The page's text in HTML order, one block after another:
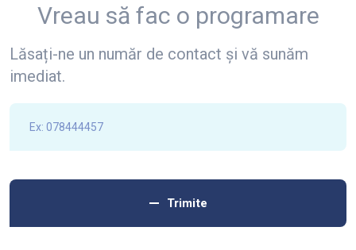
Vreau să fac o programare
Lăsați-ne un număr de contact și vă sunăm
imediat.
Trimite